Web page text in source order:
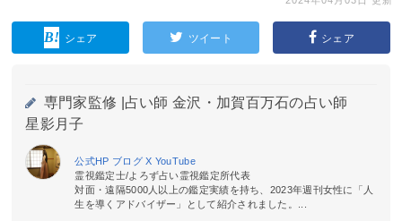
シェア ツイート シェア
専門家監修 | 占い師 金沢・加賀百万石の占い師
星影月子
公式HP ブログX YouTube
霊視鑑定士/よろず占い霊視鑑定所代表
対面・遠隔5000人以上の鑑定実績を持ち、2023年週刊女性に「人
生を導くアドバイザー」として紹介されました。...